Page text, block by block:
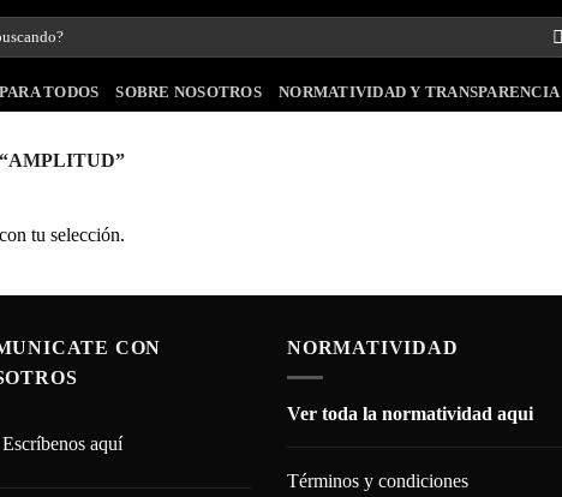
TODOS SOBRE NOSOTROS NORMATIVIDAD Y TRANSPARENCIA
tu selección.
CON
Escríbenos aquí
NORMATIVIDAD
Ver toda la normatividad aqui
Términos y condiciones